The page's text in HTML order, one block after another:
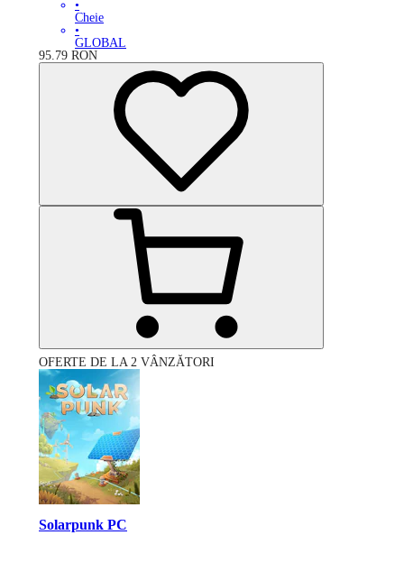
•
Cheie
•
GLOBAL
95.79 RON
OFERTE DE LA 2 VÂNZĂTORI
Solarpunk PC